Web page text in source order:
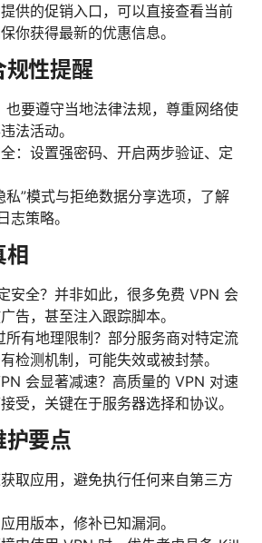
供的促销入口，可以直接查看当前
你获得最新的优惠信息。
规性提醒
也要遵守当地法律法规，尊重网络使
法活动。
：设置强密码、开启两步验证、定
私”模式与拒绝数据分享选项，了解
志策略。
安全？并非如此，很多免费 VPN 会
告，甚至注入跟踪脚本。
所有地理限制？部分服务商对特定流
检测机制，可能失效或被封禁。
会显著减速？高质量的 VPN 对速
受，关键在于服务器选择和协议。
护要点
取应用，避免执行任何来自第三方
用版本，修补已知漏洞。